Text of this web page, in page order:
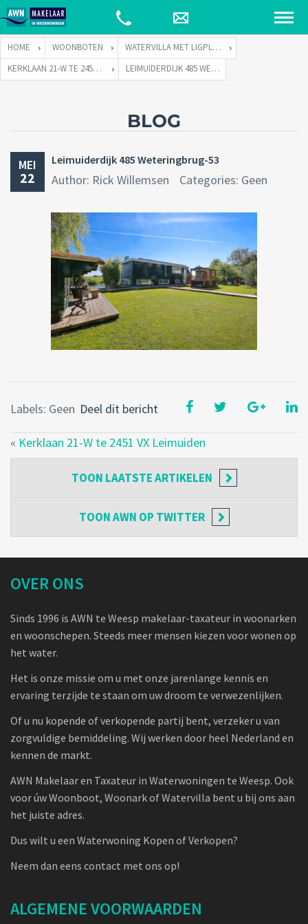
HOME WOONBOTEN
WATERVILLA MET LIGPLAATS
KERKLAAN 21-W TE 2451 VX LEIMUIDEN
LEIMUIDERDIJK 485 WETERINGBRUG-53
BLOG
MEI
22
Leimuiderdijk 485 Weteringbrug-53
Author: Rick Willemsen Categories: Geen
Deel dit bericht
Labels: Geen
« Kerklaan 21-W te 2451 VX Leimuiden
TOON LAATSTE ARTIKELEN
TOONAWN OP TWITTER
OVER ONS
Sinds 1996 is AWN te Weesp makelaar-taxateur in woonarken
en woonschepen. Steeds meer mensen kiezen voor wonen op
het water.
Het is onze missie om u met onze jarenlange kennis en
ervaring terzijde te staan om uw droom te verwezenlijken.
Of u nu kopende of verkopende partij bent, verzeker u van
zorgvuldige bemiddeling. Wij werken door heel Nederland en
kennen de markt.
AWN Makelaar en Taxateur in Waterwoningen te Weesp. Ook
voor úw Woonboot, Woonark of Watervilla bent u bij ons aan
het juiste adres.
Dus wilt u een Waterwoning Kopen of Verkopen?
Neem dan eens contact met ons op!
ALGEMENE VOORWAARDEN